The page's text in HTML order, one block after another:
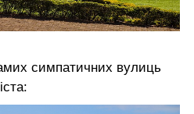
симпатичних вулиць